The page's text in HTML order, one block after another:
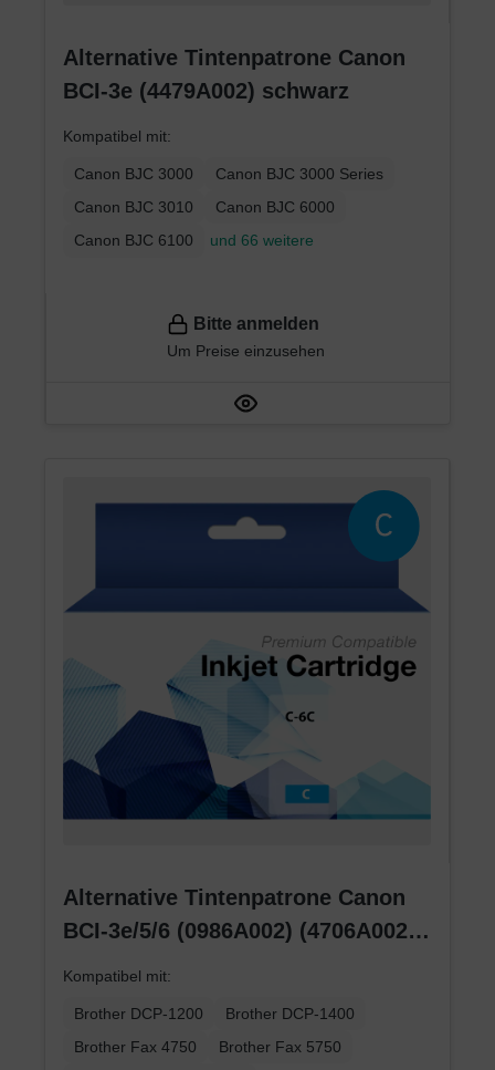
Alternative Tintenpatrone Canon
BCI-3e (4479A002) schwarz
Kompatibel mit:
Canon BJC 3000
Canon BJC 3000 Series
Canon BJC 3010
Canon BJC 6000
Canon BJC 6100
und 66 weitere
Bitte anmelden
Um Preise einzusehen
Alternative Tintenpatrone Canon
BCI-3e/5/6 (0986A002) (4706A002)
Kompatibel mit:
Brother DCP-1200
Brother DCP-1400
Brother Fax 4750
Brother Fax 5750